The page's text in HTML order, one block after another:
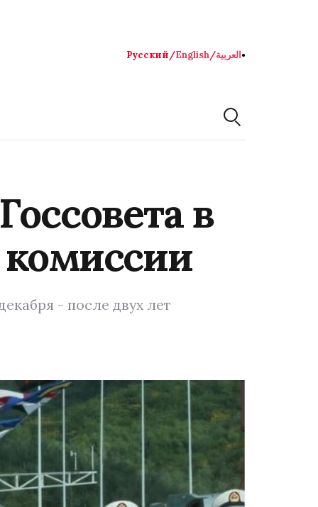
Русский/English/العربية●
в
- после двух лет